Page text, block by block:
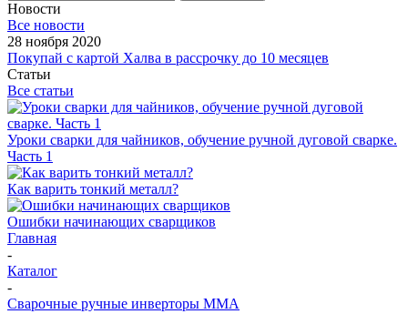
Новости
Все новости
28 ноября 2020
Покупай с картой Халва в рассрочку до 10 месяцев
Статьи
Все статьи
Уроки сварки для чайников, обучение ручной дуговой сварке.
Часть 1
Как варить тонкий металл?
Ошибки начинающих сварщиков
Главная
-
Каталог
-
Сварочные ручные инверторы MMA